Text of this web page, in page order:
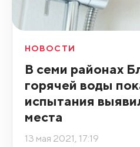
НОВОСТИ
В семи районах
горячей воды
испытания
места
13 мая 2021, 17:19